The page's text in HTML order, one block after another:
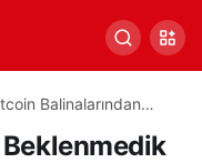
Balinalarından
0 Paylaş